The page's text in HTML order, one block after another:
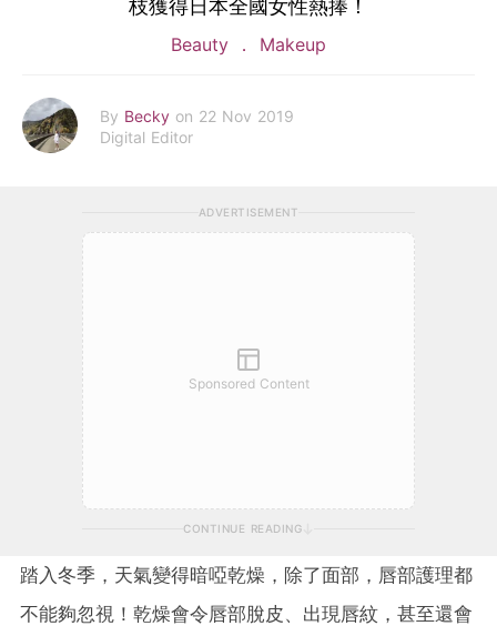
枝獲得日本全國女性熱捧！
Beauty Makeup
By Becky on 22 Nov 2019
Digital Editor
ADVERTISEMENT
Sponsored Content
CONTINUE READING
踏入冬季，天氣變得暗啞乾燥，除了面部，唇部護理都
不能夠忽視！乾燥會令唇部脫皮、出現唇紋，甚至還會